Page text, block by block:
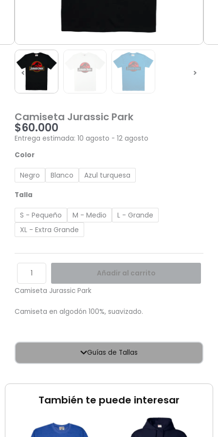
Camiseta Jurassic Park
$60.000
Entrega estimada: 10 agosto - 12 agosto
Color
Negro Blanco Azul turquesa
Talla
S - Pequeño M - Medio
L - Grande
XL - Extra Grande
Camiseta
Park
cantidad
Añadir al carrito
Camiseta Jurassic Park
Camiseta en algodón 100%, suavizado.
Guías de Tallas
También te puede interesar